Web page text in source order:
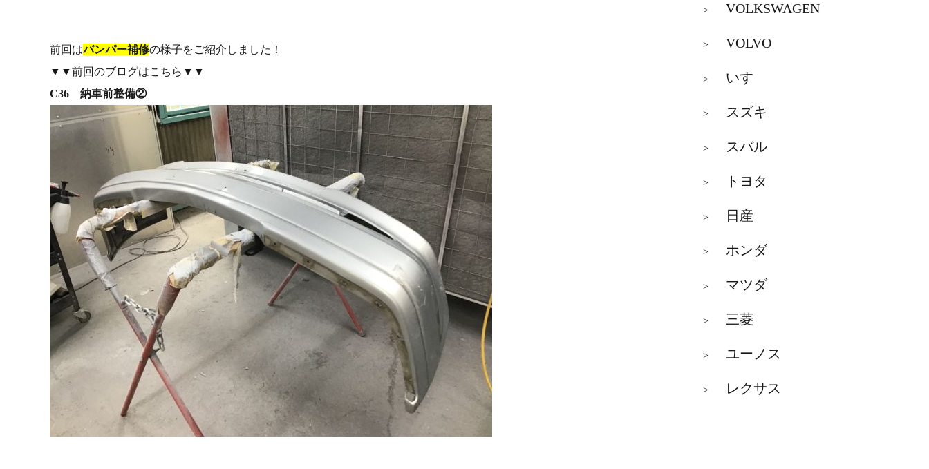
前回はバンパー補修の様子をご紹介しました！
▼▼前回のブログはこちら▼▼
C36 納車前整備②
> VOLKSWAGEN
> VOLVO
> いすゞ
> スズキ
> スバル
> トヨタ
> 日産
> ホンダ
> マツダ
> 三菱
> ユーノス
> レクサス